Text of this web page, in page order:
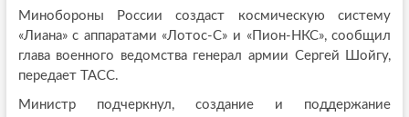
Минобороны России создаст космическую систему
«Лиана» с аппаратами «Лотос-С» и «Пион-НКС», сообщил
глава военного ведомства генерал армии Сергей Шойгу,
передает ТАСС.
Министр подчеркнул, создание и поддержание